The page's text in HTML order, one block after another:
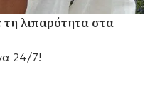
λιπαρότητα στα
24/7!